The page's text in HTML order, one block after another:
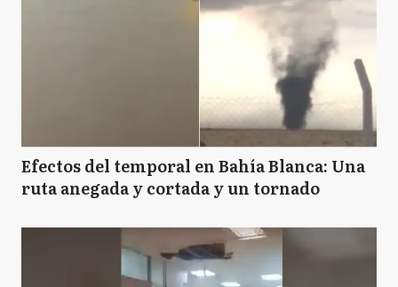
Efectos del temporal en Bahía Blanca: Una
ruta anegada y cortada y un tornado